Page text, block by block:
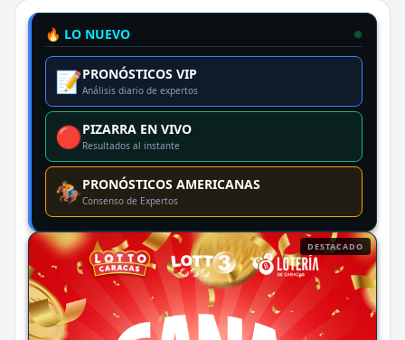
🔥 LO NUEVO
📝PRONÓSTICOS VIP
Análisis diario de expertos
🔴PIZARRA EN VIVO
Resultados al instante
🏇PRONÓSTICOS AMERICANAS
Consenso de Expertos
DESTACADO